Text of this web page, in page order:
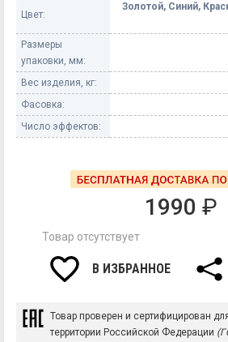
Цвет:
Золотой, Синий,
Размеры
упаковки, мм:
Вес изделия, кг:
Фасовка:
Число эффектов:
1990 ₽
Товар отсутствует
В ИЗБРАННОЕ
Товар проверен и сертифицирован
территории Российской Федерации